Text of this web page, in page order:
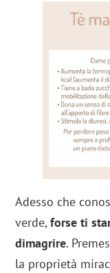
Adesso che
verde,forse ti
dimagrire.
la proprietà